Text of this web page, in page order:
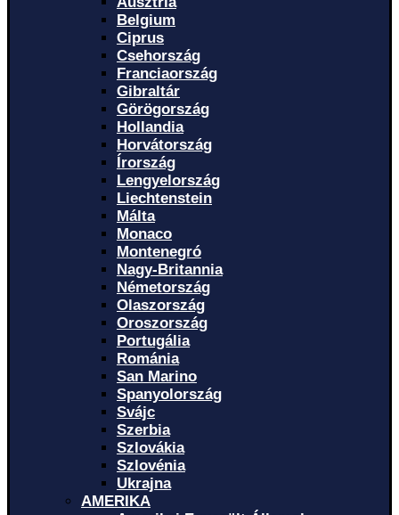
Belgium
Ciprus
Csehország
Franciaország
Gibraltár
Görögország
Hollandia
Horvátország
Írország
Lengyelország
Liechtenstein
Málta
Monaco
Montenegró
Nagy-Britannia
Németország
Olaszország
Oroszország
Portugália
Románia
San Marino
Spanyolország
Svájc
Szerbia
Szlovákia
Szlovénia
Ukrajna
AMERIKA